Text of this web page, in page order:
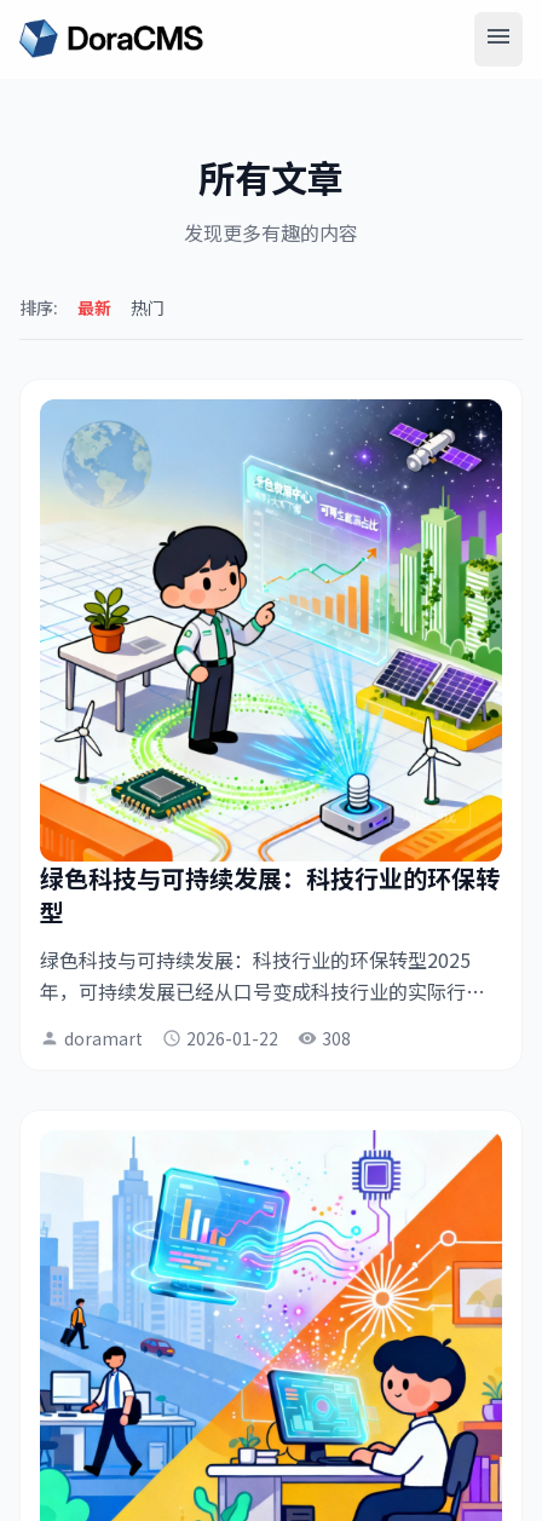
menu
所有文章
发现更多有趣的内容
排序: 最新 热门
绿色科技与可持续发展：科技行业的环保转
型
绿色科技与可持续发展：科技行业的环保转型2025
年，可持续发展已经从口号变成科技行业的实际行
动。在气候变化的压力下，科技公司纷纷承诺碳中和
目标，绿色科技成为创新的重要方向。数据中心的能
person doramart schedule 2026-01-22 visibility 308